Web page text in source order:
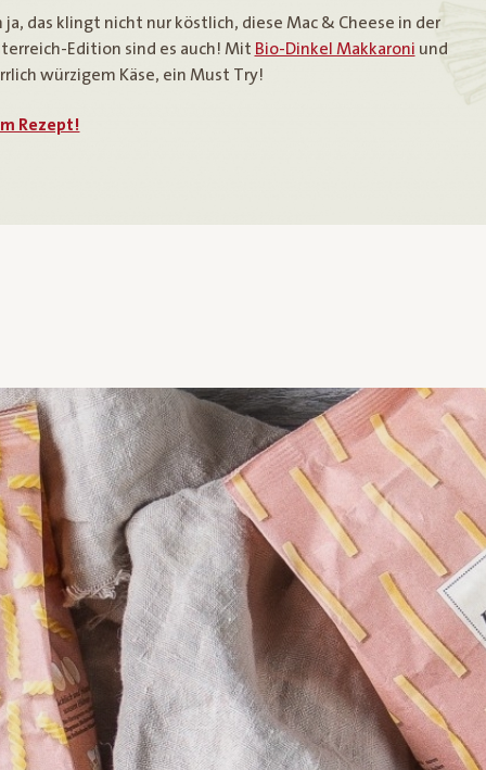
ja, das klingt nicht nur köstlich, diese Mac & Cheese in der
Edition sind es auch! Mit Bio-Dinkel Makkaroni und
würzigem Käse, ein Must Try!
Rezept!